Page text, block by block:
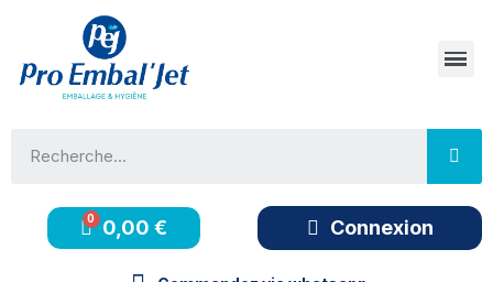
0,00 € Connexion